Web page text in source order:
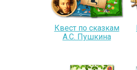
Квест по сказкам
А.С. Пушкина